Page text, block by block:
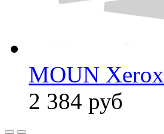
MOUN Xerox
2 384 руб